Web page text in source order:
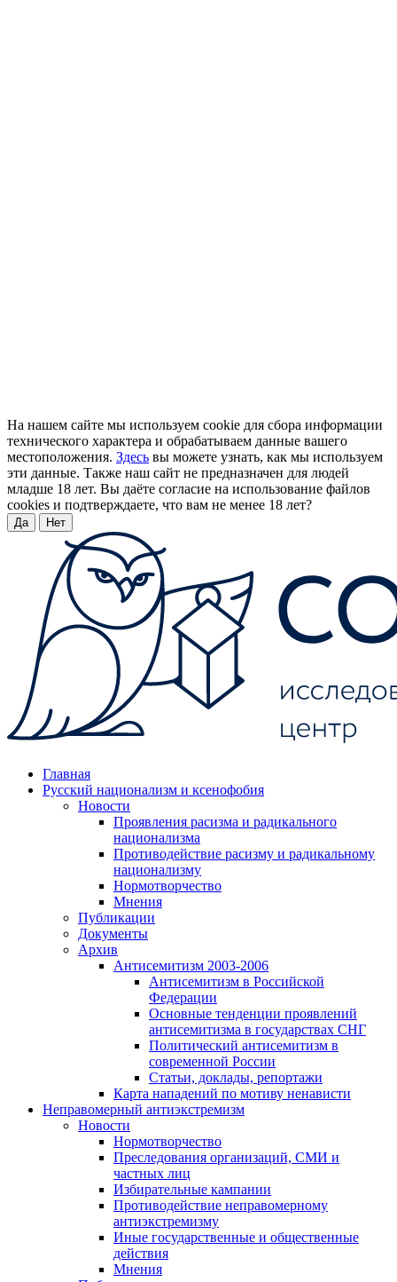
На нашем сайте мы используем cookie для сбора информации
технического характера и обрабатываем данные вашего
местоположения. Здесь вы можете узнать, как мы используем
эти данные. Также наш сайт не предназначен для людей
младше 18 лет. Вы даёте согласие на использование файлов
cookies и подтверждаете, что вам не менее 18 лет?
Да Нет
Главная
Русский национализм и ксенофобия
Новости
Проявления расизма и радикального
национализма
Противодействие расизму и радикальному
национализму
Нормотворчество
Мнения
Публикации
Документы
Архив
Антисемитизм 2003-2006
Антисемитизм в Российской
Федерации
Основные тенденции проявлений
антисемитизма в государствах СНГ
Политический антисемитизм в
современной России
Статьи, доклады, репортажи
Карта нападений по мотиву ненависти
Неправомерный антиэкстремизм
Новости
Нормотворчество
Преследования организаций, СМИ и
частных лиц
Избирательные кампании
Противодействие неправомерному
антиэкстремизму
Иные государственные и общественные
действия
Мнения